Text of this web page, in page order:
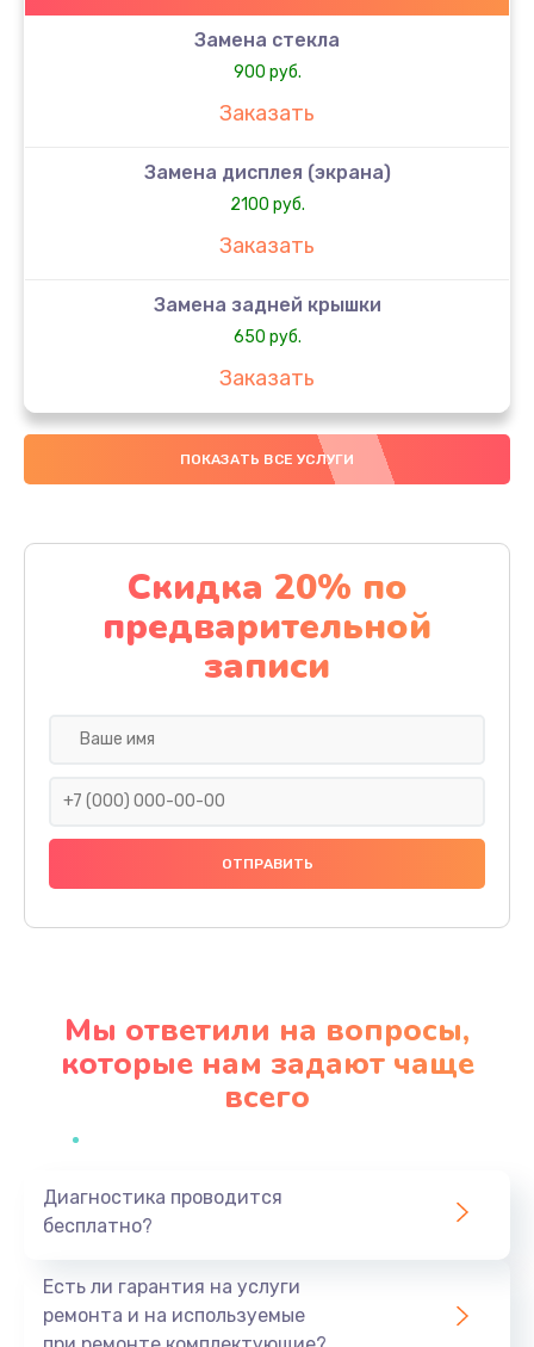
Замена стекла
900 руб.
Заказать
Замена дисплея (экрана)
2100 руб.
Заказать
Замена задней крышки
650 руб.
Заказать
Замена аккумулятора
4000 руб.
Замена материнской платы
1100 руб.
Заказать
Замена праймера
1000 руб.
Заказать
Профилактическая чистка
Заказать
ПОКАЗАТЬ ВСЕ УСЛУГИ
Скидка 20% по
предварительной
записи
Мы ответили на вопросы,
которые нам задают чаще
всего
Диагностика проводится
бесплатно?
Есть ли гарантия на услуги
ремонта и на используемые